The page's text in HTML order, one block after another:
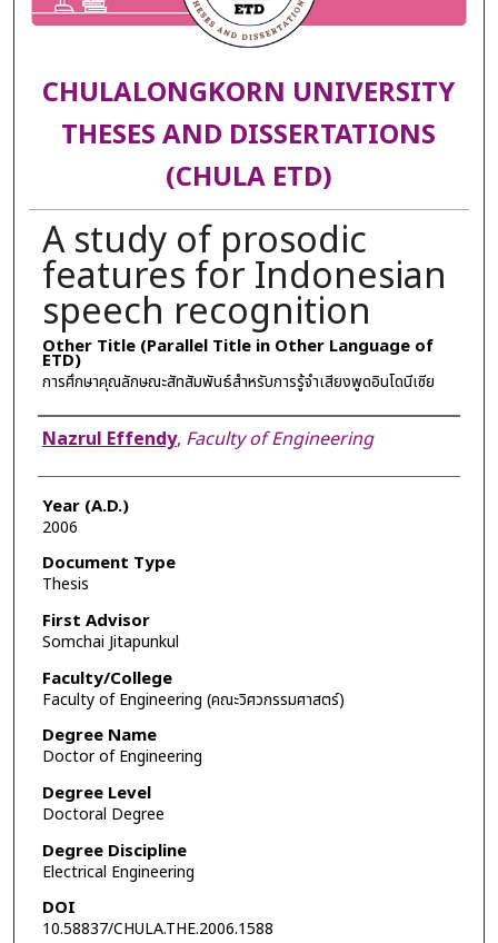
CHULALONGKORN UNIVERSITY
THESES AND DISSERTATIONS
(CHULA ETD)
A study of prosodic
features for Indonesian
speech recognition
Other Title (Parallel Title in Other Language of
ETD)
การศึกษาคุณลักษณะสัทสัมพันธ์สำหรับการรู้จำเสียงพูดอินโดนีเซีย
Author
Nazrul Effendy, Faculty of Engineering
Year (A.D.)
2006
Document Type
Thesis
First Advisor
Somchai Jitapunkul
Faculty/College
Faculty of Engineering (คณะวิศวกรรมศาสตร์)
Degree Name
Doctor of Engineering
Degree Level
Doctoral Degree
Degree Discipline
Electrical Engineering
DOI
10.58837/CHULA.THE.2006.1588